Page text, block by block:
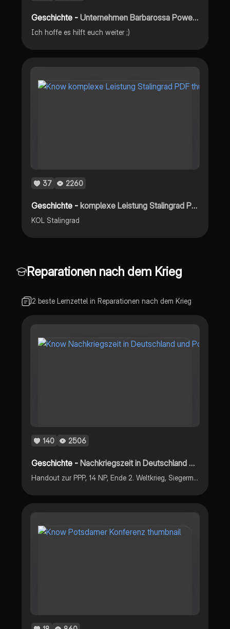
Geschichte -Unternehmen Barbarossa PowerPoint
Ich hoffe es hilft euch weiter ;)
37 2260
Geschichte -komplexe Leistung Stalingrad PDF
KOL Stalingrad
Reparationen nach dem Krieg
2 beste Lernzettel in Reparationen nach dem Krieg
140 2506
Geschichte -Nachkriegszeit in Deutschland und Potsdamer Abkommen
Handout zur PPP, 14 NP, Ende 2. Weltkrieg, Siegermächte, Alliierten, Vergleich mit Versailler Vertrag, Konferenz von Jalta und Teheran, militärisches Vorgehen, Kapitulation Deutschlands